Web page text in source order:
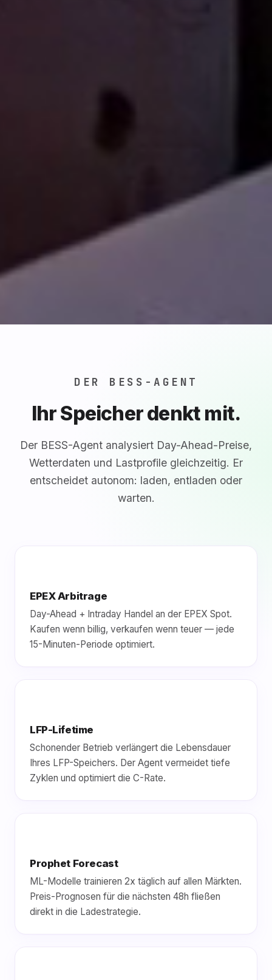
DER BESS-AGENT
Ihr Speicher denkt mit.
Der BESS-Agent analysiert Day-Ahead-Preise,
Wetterdaten und Lastprofile gleichzeitig. Er
entscheidet autonom: laden, entladen oder
warten.
EPEX Arbitrage
Day-Ahead + Intraday Handel an der EPEX Spot.
Kaufen wenn billig, verkaufen wenn teuer — jede
15-Minuten-Periode optimiert.
LFP-Lifetime
Schonender Betrieb verlängert die Lebensdauer
Ihres LFP-Speichers. Der Agent vermeidet tiefe
Zyklen und optimiert die C-Rate.
Prophet Forecast
ML-Modelle trainieren 2x täglich auf allen Märkten.
Preis-Prognosen für die nächsten 48h fließen
direkt in die Ladestrategie.